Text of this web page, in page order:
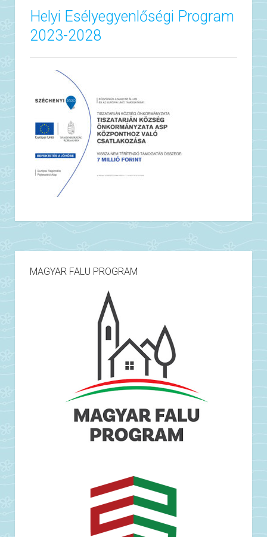
Helyi Esélyegyenlőségi Program
2023-2028
MAGYAR FALU PROGRAM